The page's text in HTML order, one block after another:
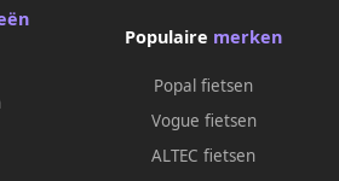
Populaire merken
Popal fietsen
Vogue fietsen
ALTEC fietsen